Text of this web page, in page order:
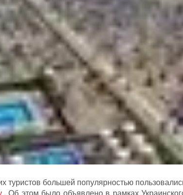
туристов большей популярностью
. Об этом было объявлено в рамках